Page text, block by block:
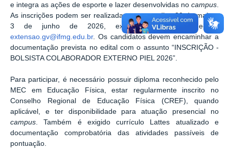
e integra as ações de esporte e lazer desenvolvidas no campus
As inscrições podem ser realizadas entre os dias 20 de maio e
3 de junho de 2026, exclusivamente pelo e-mail
extensao.gv@ifmg.edu.br. Os candidatos devem encaminhar a
documentação prevista no edital com o assunto “INSCRIÇÃO -
BOLSISTA COLABORADOR EXTERNO PIEL 2026”.
Para participar, é necessário possuir diploma reconhecido pelo
MEC em Educação Física, estar regularmente inscrito no
Conselho Regional de Educação Física (CREF), quando
aplicável, e ter disponibilidade para atuação presencial no
campus . Também é exigido currículo Lattes atualizado e
documentação comprobatória das atividades passíveis de
pontuação.